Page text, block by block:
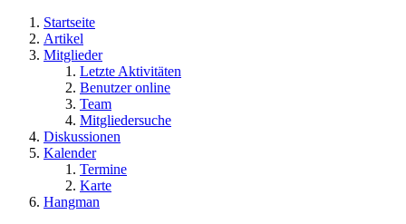
Startseite
Artikel
Mitglieder
Letzte Aktivitäten
Benutzer online
Team
Mitgliedersuche
Diskussionen
Kalender
Termine
Karte
Hangman